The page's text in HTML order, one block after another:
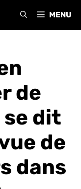
MENU
de
se dit
de
dans